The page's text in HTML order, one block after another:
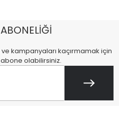
kampanyaları kaçırmamak için
olabilirsiniz.